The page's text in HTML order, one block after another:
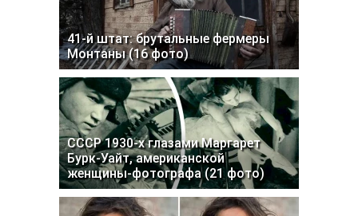
41-й штат: брутальные фермеры
Монтаны (16 фото)
СССР 1930-х глазами Маргарет
Бурк-Уайт, американской
женщины-фотографа (21 фото)